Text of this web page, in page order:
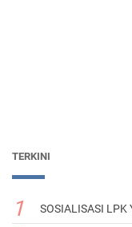
TERKINI
SOSIALISASI LPK